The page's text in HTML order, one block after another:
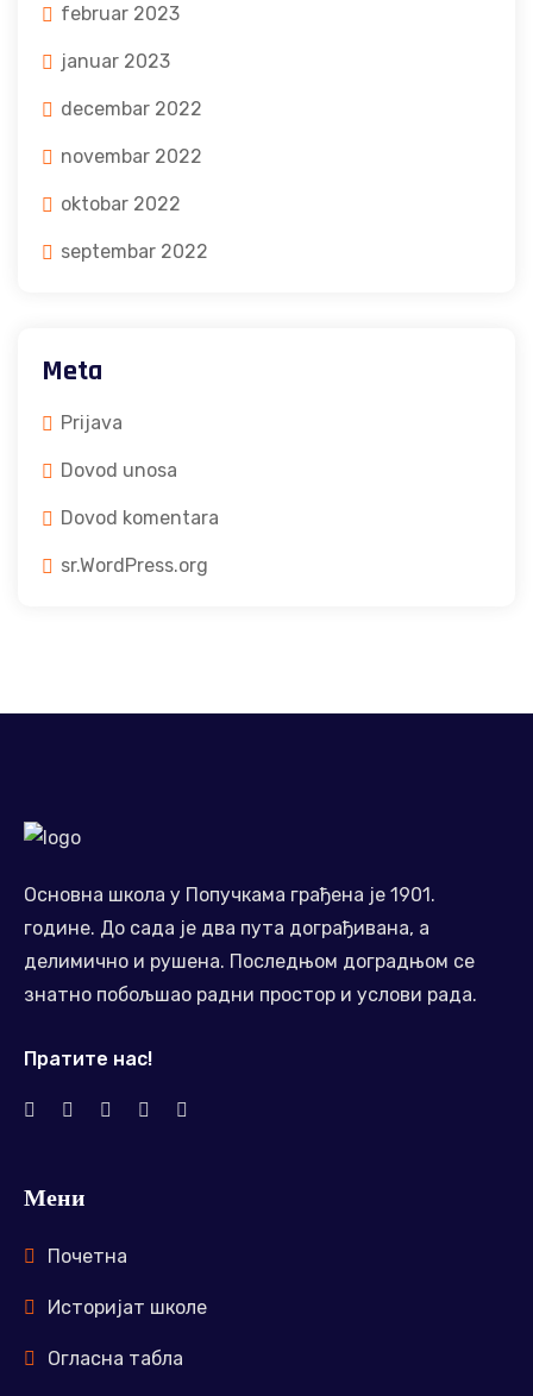
februar 2023
januar 2023
decembar 2022
novembar 2022
oktobar 2022
septembar 2022
Meta
Prijava
Dovod unosa
Dovod komentara
sr.WordPress.org
Основна школа у Попучкама грађена је 1901.
године. До сада је два пута дограђивана, а
делимично и рушена. Последњом доградњом се
знатно побољшао радни простор и услови рада.
Пратите нас!
Мени
Почетна
Историјат школе
Огласна табла